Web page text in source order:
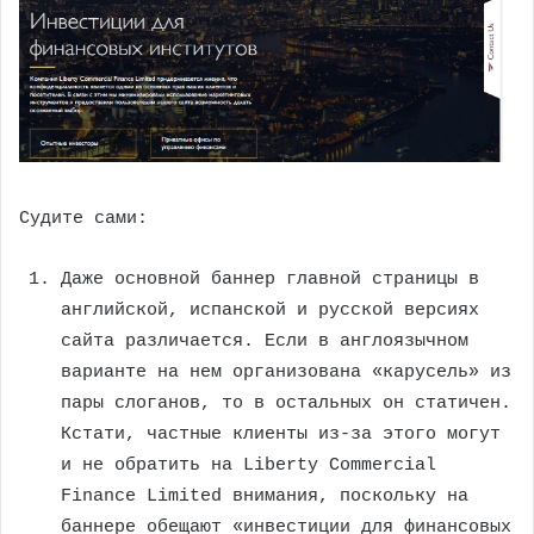
Судите сами:
Даже основной баннер главной страницы в
английской, испанской и русской версиях
сайта различается. Если в англоязычном
варианте на нем организована «карусель» из
пары слоганов, то в остальных он статичен.
Кстати, частные клиенты из-за этого могут
и не обратить на Liberty Commercial
Finance Limited внимания, поскольку на
баннере обещают «инвестиции для финансовых